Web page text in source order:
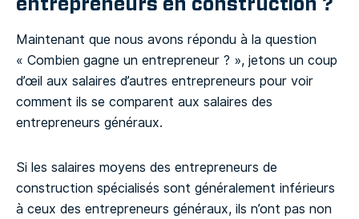
Maintenant que nous avons répondu à la question
« Combien gagne un entrepreneur ? », jetons un coup
d’œil aux salaires d’autres entrepreneurs pour voir
comment ils se comparent aux salaires des
entrepreneurs généraux.
Si les salaires moyens des entrepreneurs de
construction spécialisés sont généralement inférieurs
à ceux des entrepreneurs généraux, ils n’ont pas non